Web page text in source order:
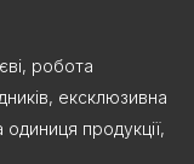
робота
ексклюзивна
продукції,